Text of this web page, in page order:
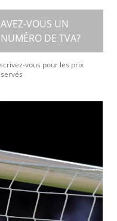
AVEZ-VOUS UN
NUMÉRO DE TVA?
vous pour les prix